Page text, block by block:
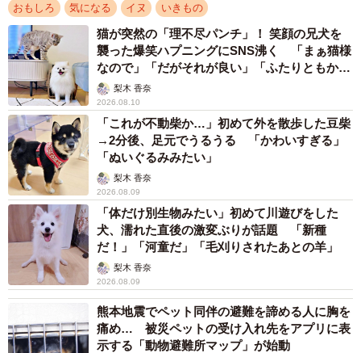
おもしろ 気になる イヌ いきもの
猫が突然の「理不尽パンチ」！ 笑顔の兄犬を
襲った爆笑ハプニングにSNS沸く 「まぁ猫様
なので」「だがそれが良い」「ふたりともかわ
いいね」
梨木 香奈
2026.08.10
「これが不動柴か…」初めて外を散歩した豆柴
→2分後、足元でうるうる 「かわいすぎる」
「ぬいぐるみみたい」
梨木 香奈
2026.08.09
「体だけ別生物みたい」初めて川遊びをした
犬、濡れた直後の激変ぶりが話題 「新種
だ！」「河童だ」「毛刈りされたあとの羊」
梨木 香奈
2026.08.09
熊本地震でペット同伴の避難を諦める人に胸を
痛め… 被災ペットの受け入れ先をアプリに表
示する「動物避難所マップ」が始動